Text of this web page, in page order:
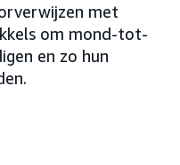
met
om mond-tot-
en zo hun